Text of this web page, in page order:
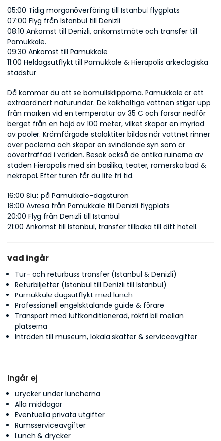
05:00 Tidig morgonöverföring till Istanbul flygplats
07:00 Flyg från Istanbul till Denizli
08:10 Ankomst till Denizli, ankomstmöte och transfer till
Pamukkale.
09:30 Ankomst till Pamukkale
11:00 Heldagsutflykt till Pamukkale & Hierapolis arkeologiska
stadstur
Då kommer du att se bomullsklipporna. Pamukkale är ett
extraordinärt naturunder. De kalkhaltiga vattnen stiger upp
från marken vid en temperatur av 35 C och forsar nedför
berget från en höjd av 100 meter, vilket skapar en myriad
av pooler. Krämfärgade stalaktiter bildas när vattnet rinner
över poolerna och skapar en svindlande syn som är
oöverträffad i världen. Besök också de antika ruinerna av
staden Hierapolis med sin basilika, teater, romerska bad &
nekropol. Efter turen får du lite fri tid.
16:00 Slut på Pamukkale-dagsturen
18:00 Avresa från Pamukkale till Denizli flygplats
20:00 Flyg från Denizli till Istanbul
21:00 Ankomst till Istanbul, transfer tillbaka till ditt hotell.
vad ingår
Tur- och returbuss transfer (Istanbul & Denizli)
Returbiljetter (Istanbul till Denizli till Istanbul)
Pamukkale dagsutflykt med lunch
Professionell engelsktalande guide & förare
Transport med luftkonditionerad, rökfri bil mellan
platserna
Inträden till museum, lokala skatter & serviceavgifter
Ingår ej
Drycker under luncherna
Alla middagar
Eventuella privata utgifter
Rumsserviceavgifter
Lunch & drycker